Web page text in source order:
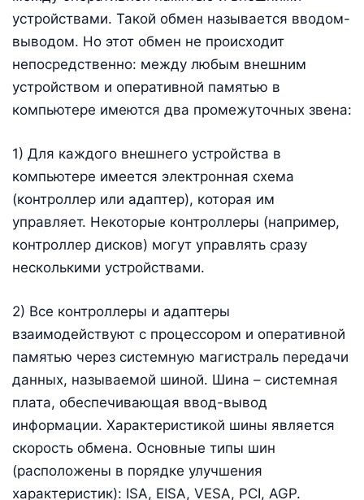
устройствами. Такой обмен называется вводом-
выводом. Но этот обмен не происходит
непосредственно: между любым внешним
устройством и оперативной памятью в
компьютере имеются два промежуточных звена:
1) Для каждого внешнего устройства в
компьютере имеется электронная схема
(контроллер или адаптер), которая им
управляет. Некоторые контроллеры (например,
контроллер дисков) могут управлять сразу
несколькими устройствами.
2) Все контроллеры и адаптеры
взаимодействуют с процессором и оперативной
памятью через системную магистраль передачи
данных, называемой шиной. Шина – системная
плата, обеспечивающая ввод-вывод
информации. Характеристикой шины является
скорость обмена. Основные типы шин
(расположены в порядке улучшения
характеристик): ISA, EISA, VESA, PCI, AGP.